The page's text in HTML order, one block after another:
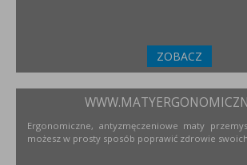
ZOBACZ
Ergonomiczne, antyzmęczeniowe maty
możesz w prosty sposób poprawić zdrowie